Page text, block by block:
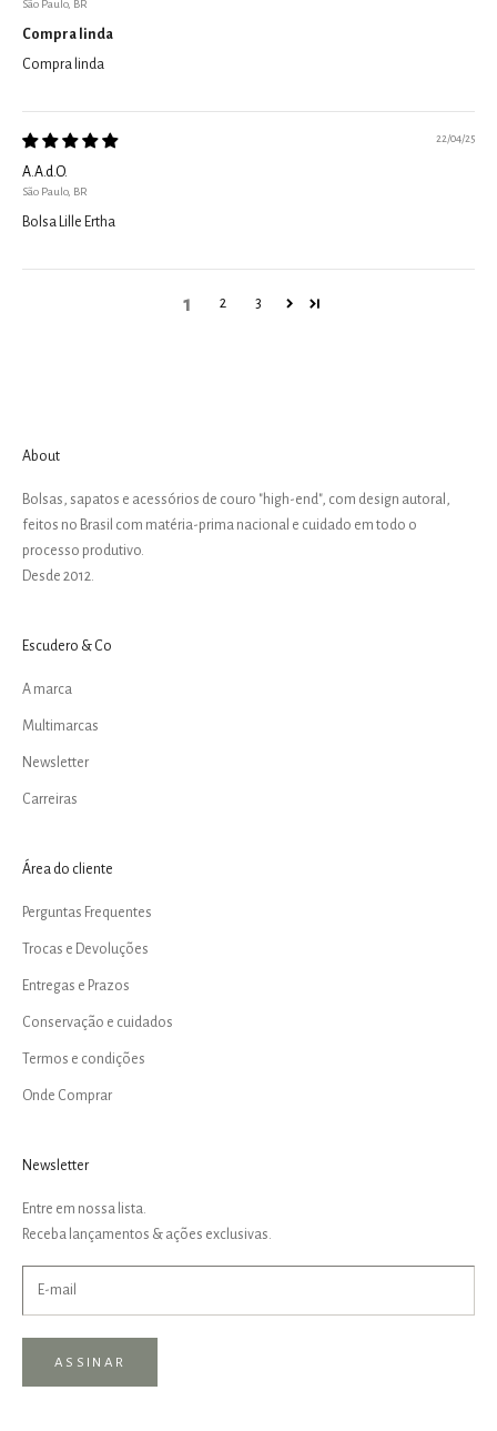
São Paulo, BR
Compra linda
Compra linda
22/04/25
A.A.d.O.
São Paulo, BR
Bolsa Lille Ertha
1 2 3
About
Bolsas, sapatos e acessórios de couro "high-end", com design autoral,
feitos no Brasil com matéria-prima nacional e cuidado em todo o
processo produtivo.
Desde 2012.
Escudero & Co
A marca
Multimarcas
Newsletter
Carreiras
Área do cliente
Perguntas Frequentes
Trocas e Devoluções
Entregas e Prazos
Conservação e cuidados
Termos e condições
Onde Comprar
Newsletter
Entre em nossa lista.
Receba lançamentos & ações exclusivas.
ASSINAR